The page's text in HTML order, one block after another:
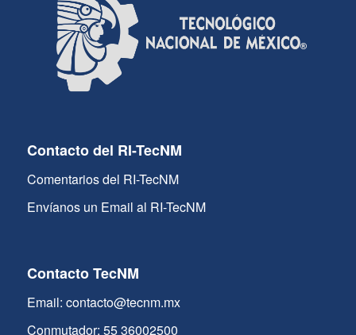
Contacto del RI-TecNM
Comentarios del RI-TecNM
Envíanos un Email al RI-TecNM
Contacto TecNM
Email: contacto@tecnm.mx
Conmutador: 55 36002500